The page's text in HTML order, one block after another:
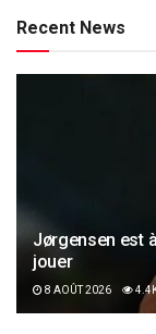
Recent News
Jørgensen est
jouer
8 AOÛT 2026